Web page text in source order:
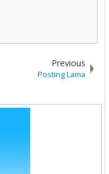
Previous
Posting Lama